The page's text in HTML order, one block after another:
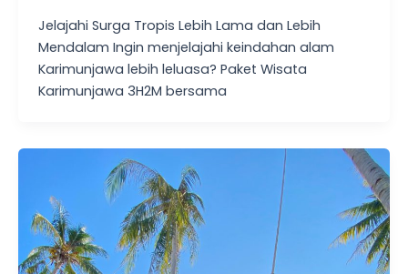
Jelajahi Surga Tropis Lebih Lama dan Lebih
Mendalam Ingin menjelajahi keindahan alam
Karimunjawa lebih leluasa? Paket Wisata
Karimunjawa 3H2M bersama